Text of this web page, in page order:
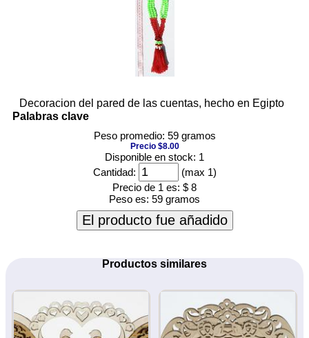
Decoracion del pared de las cuentas, hecho en Egipto
Palabras clave
Peso promedio: 59 gramos
Precio $8.00
Disponible en stock: 1
Cantidad:
(max 1)
Precio de 1 es: $ 8
Peso es: 59 gramos
El producto fue añadido
Productos similares